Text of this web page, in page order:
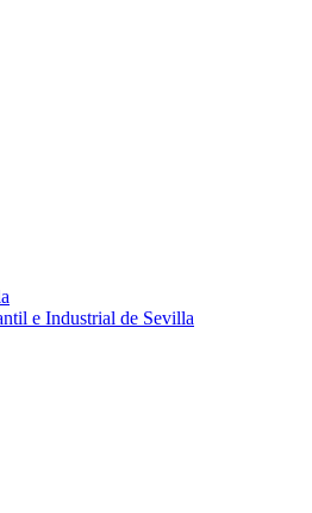
e Industrial de Sevilla